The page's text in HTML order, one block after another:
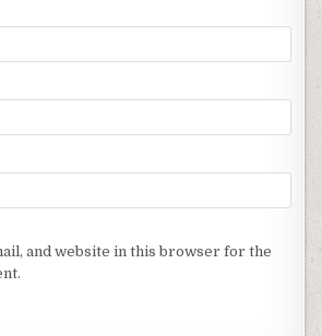
and website in this browser for the